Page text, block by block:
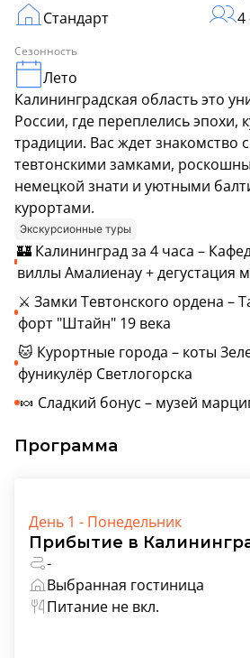
Стандарт 4
Сезонность
Лето
Калининградская область это
России, где переплелись эпохи,
традиции. Вас ждет
тевтонскими замками,
немецкой знати и уютными
курортами.
Экскурсионные туры
🏰 Калининград за 4 часа –
виллы Амалиенау + дегустация
⚔️ Замки Тевтонского ордена –
форт "Штайн" 19 века
🐱 Курортные города – коты
фуникулёр Светлогорска
🍬 Сладкий бонус – музей
Программа
День 1 - Понедельник
Прибытие в
-
Выбранная гостиница
Питание не вкл.